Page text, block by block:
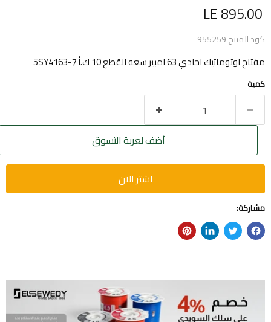
السعر الحالي
LE 895.00
كود المنتج955259
مفتاح اوتوماتيك احادي 63 امبير سعه القطع 10 ك.أ 5SY4163-7
كمية
أضف لعربة التسوق
اشتر الآن
مشاركة: